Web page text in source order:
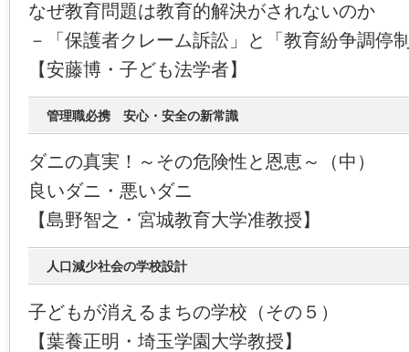
なぜ教育問題は教育的解決がされないのか
－「保護者クレーム訴訟」と「教育紛争調停
【安藤博・子ども法学者】
管理職必携 安心・安全の新常識
ダニの真実！～その危険性と恩恵～（中）
良いダニ・悪いダニ
【島野智之・宮城教育大学准教授】
人口減少社会の学校設計
子どもが消えるまちの学校（その５）
【葉養正明・埼玉学園大学教授】